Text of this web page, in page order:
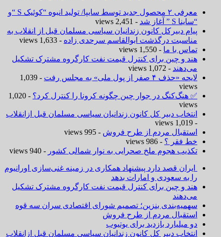
معرفی ۲ محصول جدید توسط سایپا/ تولید انبوه “کوئیک S “و
“ساینا S ” آغاز شد
- 2,451 views
پیام دبیرکل کانون زندانیان سیاسی مسلمان قبل از انقلاب به
مناسبت درگذشت ابوالقاسم سرحدی زاده - 1,633 views
تماس با ما - 1,550 views
هند و چین برای کنترل قیمت نفت کارگروه مشترک تشکیل
می‌دهند - 1,072 views
لایحه «حذف ۴ صفر از پول ملی» به مجلس رفت
- 1,039
views
✅ هنگ‌کنگ در جوار چین چگونه کرونا را کنترل کرد؟
- 1,020
views
انتخاب دبیر کل کانون زندانیان سیاسی مسلمان قبل ازانقلاب
- 1,019 views
استقبال مردم از طرح فروش - 995 views
خط فقر ؟ - 986 views
تکذیب هجوم ملخ صحرایی به نوار شمالی کشور - 940 views
ایران قصد دارد پیشنهاد همکاری در زمینه غنی‌سازی اورانیوم
را به سعودی و امارات بدهد
هند و چین برای کنترل قیمت نفت کارگروه مشترک تشکیل
می‌دهند
سهمیه‌بندی بنزین؛ تصمیم شورای اقتصادی سران سه قوه
استقبال مردم از طرح فروش
دو میلیارد بازدید برای یوتیوب
انتخاب دبیر کل کانون زندانیان سیاسی مسلمان قبل ازانقلاب